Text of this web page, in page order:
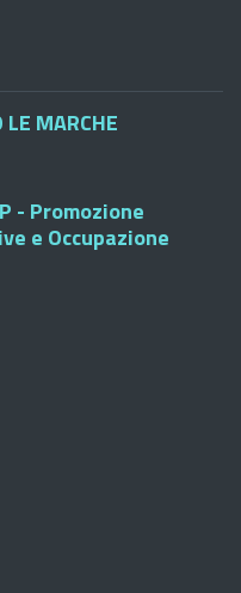
MARCHE
- Promozione
e Occupazione